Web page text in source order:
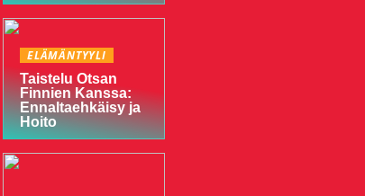
ELÄMÄNTYYLI
Taistelu Otsan
Finnien Kanssa:
Ennaltaehkäisy ja
Hoito